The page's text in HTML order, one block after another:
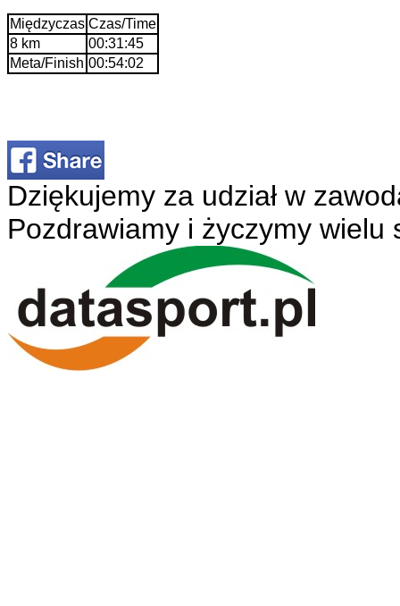
Międzyczas Czas/Time
8 km
00:31:45
Meta/Finish 00:54:02
Dziękujemy za udział w
Pozdrawiamy i życzymy wielu